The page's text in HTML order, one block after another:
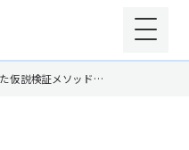
仮説検証メソッド…